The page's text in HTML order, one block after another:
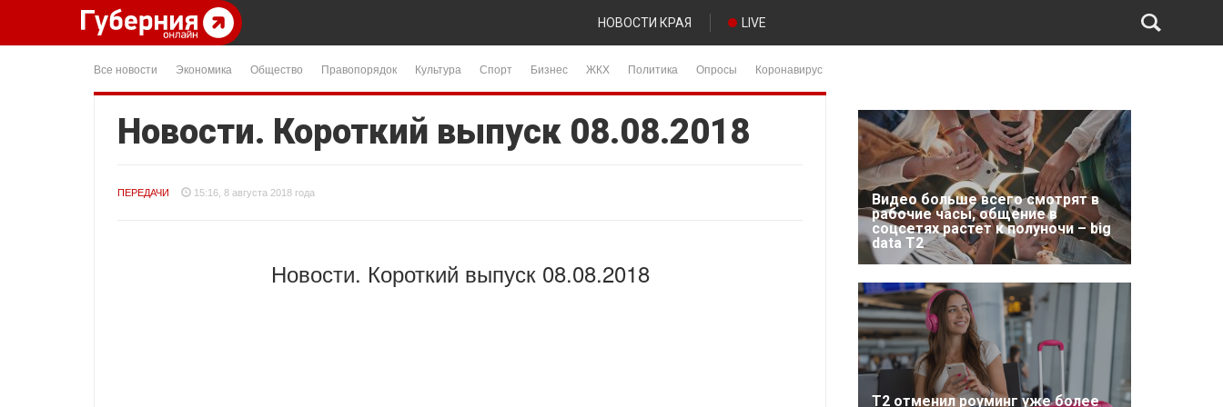
НОВОСТИ КРАЯ LIVE
Все новости Экономика Общество Правопорядок Культура Спорт Бизнес ЖКХ Политика Опросы Коронавирус
Новости. Короткий выпуск 08.08.2018
ПЕРЕДАЧИ 15:16, 8 августа 2018 года
Новости. Короткий выпуск 08.08.2018
Видео больше всего смотрят в
рабочие часы, общение в
соцсетях растет к полуночи – big
data T2
Т2 отменил роуминг уже более